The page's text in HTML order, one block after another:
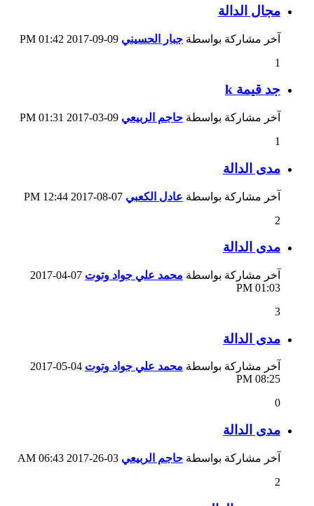
مجال الدالة
آخر مشاركة بواسطة جبار الحسيني
01:42 PM
1
جد قيمة k
آخر مشاركة بواسطة حاجم الربيعي
01:31 PM
1
مدى الدالة
آخر مشاركة بواسطة عادل الكعبي
12:44 PM
2
مدى الدالة
آخر مشاركة بواسطة محمد علي جواد وتوت
01:03 PM
3
مدى الدالة
آخر مشاركة بواسطة محمد علي جواد وتوت
08:25 PM
0
مدى الدالة
آخر مشاركة بواسطة حاجم الربيعي
06:43 AM
2